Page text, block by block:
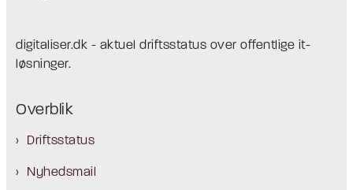
digitaliser.dk - aktuel driftsstatus over offentlige it-
løsninger.
Overblik
Driftsstatus
Nyhedsmail